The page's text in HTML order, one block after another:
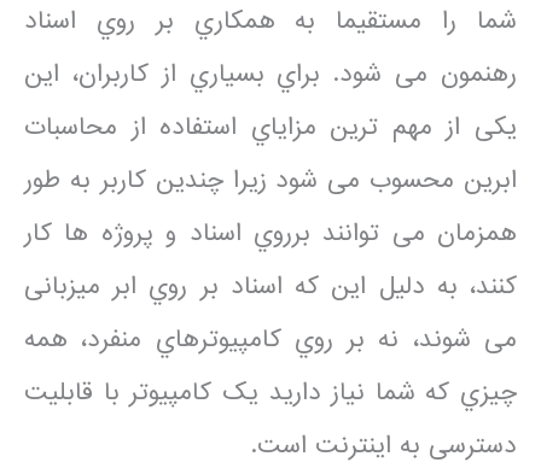
شما را مستقیما به همکاري بر روي اسناد
رهنمون می شود. براي بسیاري از کاربران، این
یکی از مهم ترین مزایاي استفاده از محاسبات
ابرین محسوب می شود زیرا چندین کاربر به طور
همزمان می توانند برروي اسناد و پروژه ها کار
کنند، به دلیل این که اسناد بر روي ابر میزبانی
می شوند، نه بر روي کامپیوترهاي منفرد، همه
چیزي که شما نیاز دارید یک کامپیوتر با قابلیت
دسترسی به اینترنت است.